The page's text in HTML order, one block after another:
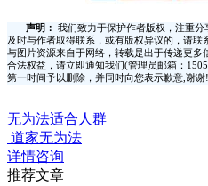
声明：
我们致力于保护作者版权，注重
及时与作者取得联系，或有版权异议的，请
与图片资源来自于网络，转载是出于传递更多
合法权益，请立即通知我们(管理员邮箱：
第一时间予以删除，并同时向您表示歉意,谢谢!
无为法适合人群
道家无为法
详情咨询
推荐文章